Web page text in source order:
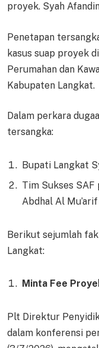
proyek. Syah
Penetapan
kasus suap proyek
Perumahan dan
Kabupaten Langkat.
Dalam perkara
tersangka:
Bupati Langkat
Tim Sukses SAF
Abdhal Al Mu’arif
Berikut sejumlah
Langkat:
Minta Fee
Plt Direktur
dalam konferensi